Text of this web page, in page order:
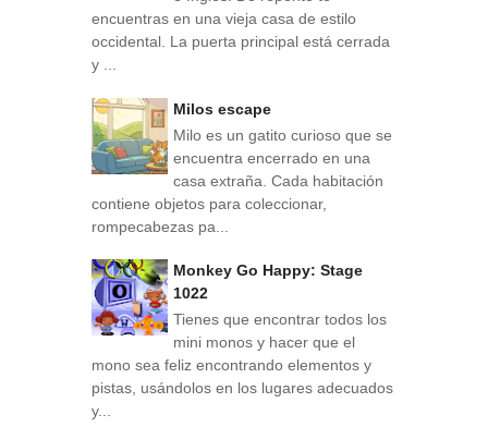
encuentras en una vieja casa de estilo
occidental. La puerta principal está cerrada
y ...
Milos escape
Milo es un gatito curioso que se
encuentra encerrado en una
casa extraña. Cada habitación
contiene objetos para coleccionar,
rompecabezas pa...
Monkey Go Happy: Stage
1022
Tienes que encontrar todos los
mini monos y hacer que el
mono sea feliz encontrando elementos y
pistas, usándolos en los lugares adecuados
y...